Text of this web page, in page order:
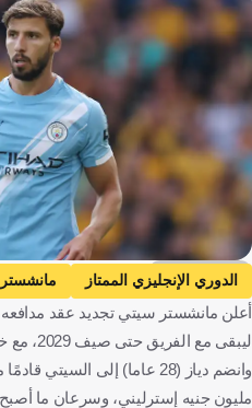
Getty Images
الدوري الإنجليزي الممتاز
إنجلترا
البرتغال كرة قدم
أعلن مانشستر سيتي تجديد عقد مدافعه
ليبقى مع الفريق حتى صيف 2029، مع خيار التمديد لعام آخر.
مليون جنيه إسترليني، وسرعان ما